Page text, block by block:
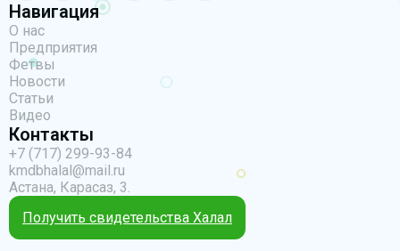
Навигация
О нас
Предприятия
Фетвы
Новости
Статьи
Видео
Контакты
+7 (717) 299-93-84
kmdbhalal@mail.ru
Астана, Карасаз, 3.
Получить свидетельства Халал